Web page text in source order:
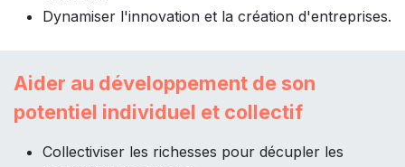
Dynamiser l'innovation et la création d'entreprises.
Aider au développement de son
potentiel individuel et collectif
Collectiviser les richesses pour décupler les